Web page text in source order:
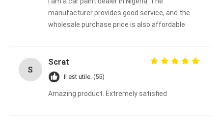
manufacturer provides good service, and the
wholesale purchase price is also affordable
S
Scrat
Il est utile. (55)
Amazing product. Extremely satisfied